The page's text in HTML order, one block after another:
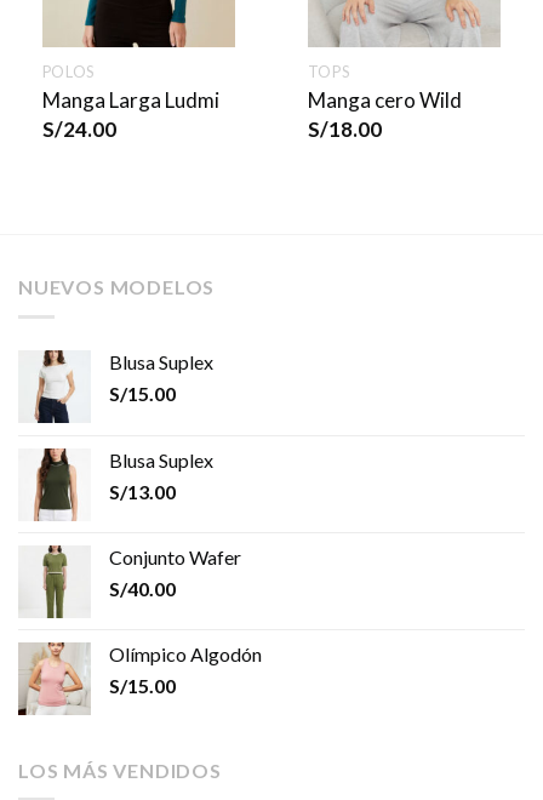
POLOS
Manga Larga Ludmi
S/24.00
TOPS
Manga cero Wild
S/18.00
NUEVOS MODELOS
Blusa Suplex
S/15.00
Blusa Suplex
S/13.00
Conjunto Wafer
S/40.00
Olímpico Algodón
S/15.00
LOS MÁS VENDIDOS